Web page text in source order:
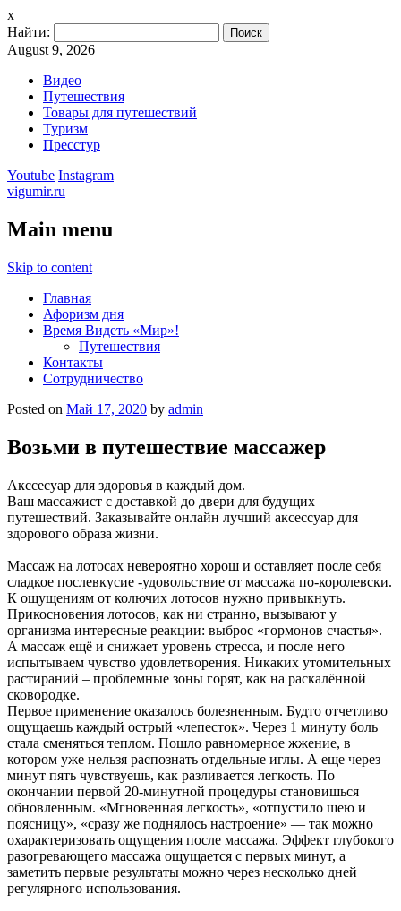
x
Найти:
August 9, 2026
Видео
Путешествия
Товары для путешествий
Туризм
Пресстур
Youtube Instagram
vigumir.ru
Main menu
Skip to content
Главная
Афоризм дня
Время Видеть «Мир»!
Путешествия
Контакты
Сотрудничество
Posted on Май 17, 2020 by admin
Возьми в путешествие массажер
Акссесуар для здоровья в каждый дом.
Ваш массажист с доставкой до двери для будущих
путешествий. Заказывайте онлайн лучший аксессуар для
здорового образа жизни.
Массаж на лотосах невероятно хорош и оставляет после себя
сладкое послевкусие -удовольствие от массажа по-королевски.
К ощущениям от колючих лотосов нужно привыкнуть.
Прикосновения лотосов, как ни странно, вызывают у
организма интересные реакции: выброс «гормонов счастья».
А массаж ещё и снижает уровень стресса, и после него
испытываем чувство удовлетворения. Никаких утомительных
растираний – проблемные зоны горят, как на раскалённой
сковородке.
Первое применение оказалось болезненным. Будто отчетливо
ощущаешь каждый острый «лепесток». Через 1 минуту боль
стала сменяться теплом. Пошло равномерное жжение, в
котором уже нельзя распознать отдельные иглы. А еще через
минут пять чувствуешь, как разливается легкость. По
окончании первой 20-минутной процедуры становишься
обновленным. «Мгновенная легкость», «отпустило шею и
поясницу», «сразу же поднялось настроение» — так можно
охарактеризовать ощущения после массажа. Эффект глубокого
разогревающего массажа ощущается с первых минут, а
заметить первые результаты можно через несколько дней
регулярного использования.